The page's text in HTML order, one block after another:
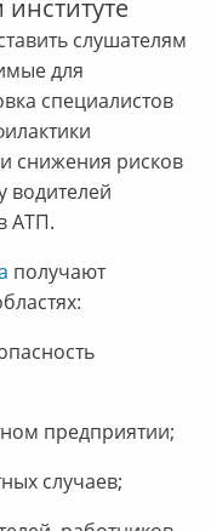
слушателям
для
специалистов
снижения рисков
водителей
АТП.
получают
предприятии;
случаев;